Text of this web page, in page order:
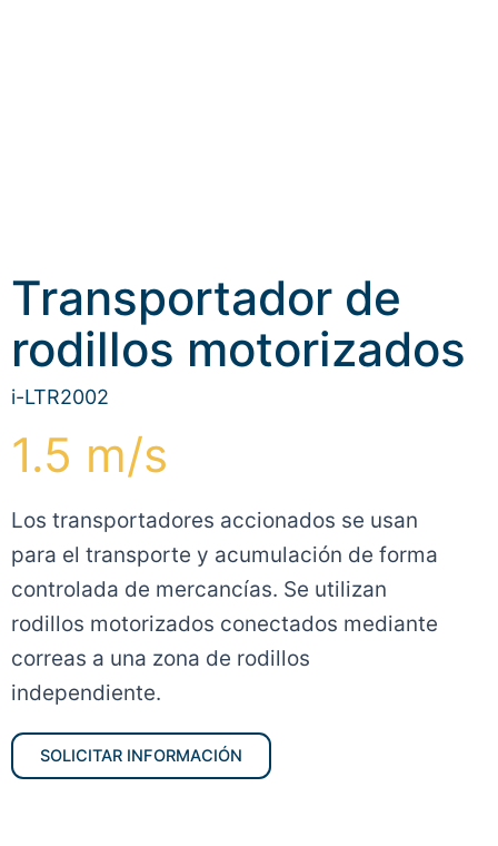
Transportador de
rodillos motorizados
i-LTR2002
1.5 m/s
Los transportadores accionados se usan
para el transporte y acumulación de forma
controlada de mercancías. Se utilizan
rodillos motorizados conectados mediante
correas a una zona de rodillos
independiente.
SOLICITAR INFORMACIÓN